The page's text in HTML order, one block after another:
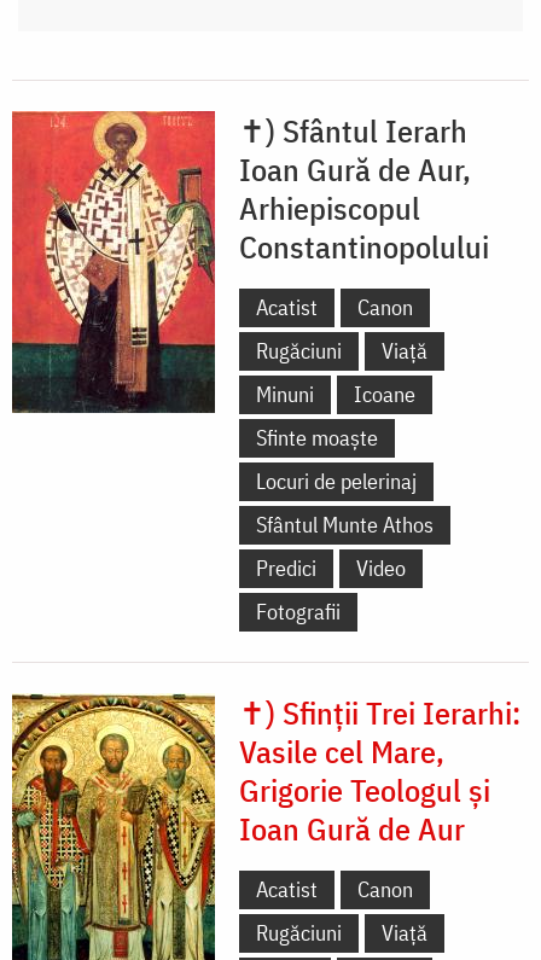
✝) Sfântul Ierarh
Ioan Gură de Aur,
Arhiepiscopul
Constantinopolului
Acatist
Canon
Rugăciuni
Viață
Minuni
Icoane
Sfinte moaște
Locuri de pelerinaj
Sfântul Munte Athos
Predici
Video
Fotografii
✝) Sfinții Trei Ierarhi:
Vasile cel Mare,
Grigorie Teologul și
Ioan Gură de Aur
Acatist
Canon
Rugăciuni
Viață